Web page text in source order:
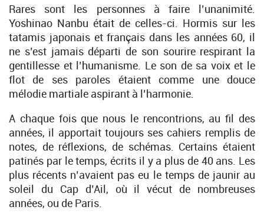
Rares sont les personnes à faire l’unanimité.
Yoshinao Nanbu était de celles-ci. Hormis sur les
tatamis japonais et français dans les années 60, il
ne s’est jamais départi de son sourire respirant la
gentillesse et l’humanisme. Le son de sa voix et le
flot de ses paroles étaient comme une douce
mélodie martiale aspirant à l’harmonie.
A chaque fois que nous le rencontrions, au fil des
années, il apportait toujours ses cahiers remplis de
notes, de réflexions, de schémas. Certains étaient
patinés par le temps, écrits il y a plus de 40 ans. Les
plus récents n’avaient pas eu le temps de jaunir au
soleil du Cap d’Ail, où il vécut de nombreuses
années, ou de Paris.